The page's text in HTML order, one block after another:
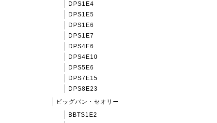
DPS1E4
DPS1E5
DPS1E6
DPS1E7
DPS4E6
DPS4E10
DPS5E6
DPS7E15
DPS8E23
ビッグバン・セオリー
BBTS1E2